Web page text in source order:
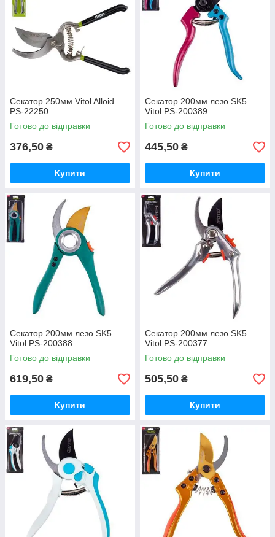
Секатор 250мм Vitol Alloid
PS-22250
Готово до відправки
376,50 ₴
Купити
Секатор 200мм лезо SK5
Vitol PS-200389
Готово до відправки
445,50 ₴
Купити
Секатор 200мм лезо SK5
Vitol PS-200388
Готово до відправки
619,50 ₴
Купити
Секатор 200мм лезо SK5
Vitol PS-200377
Готово до відправки
505,50 ₴
Купити